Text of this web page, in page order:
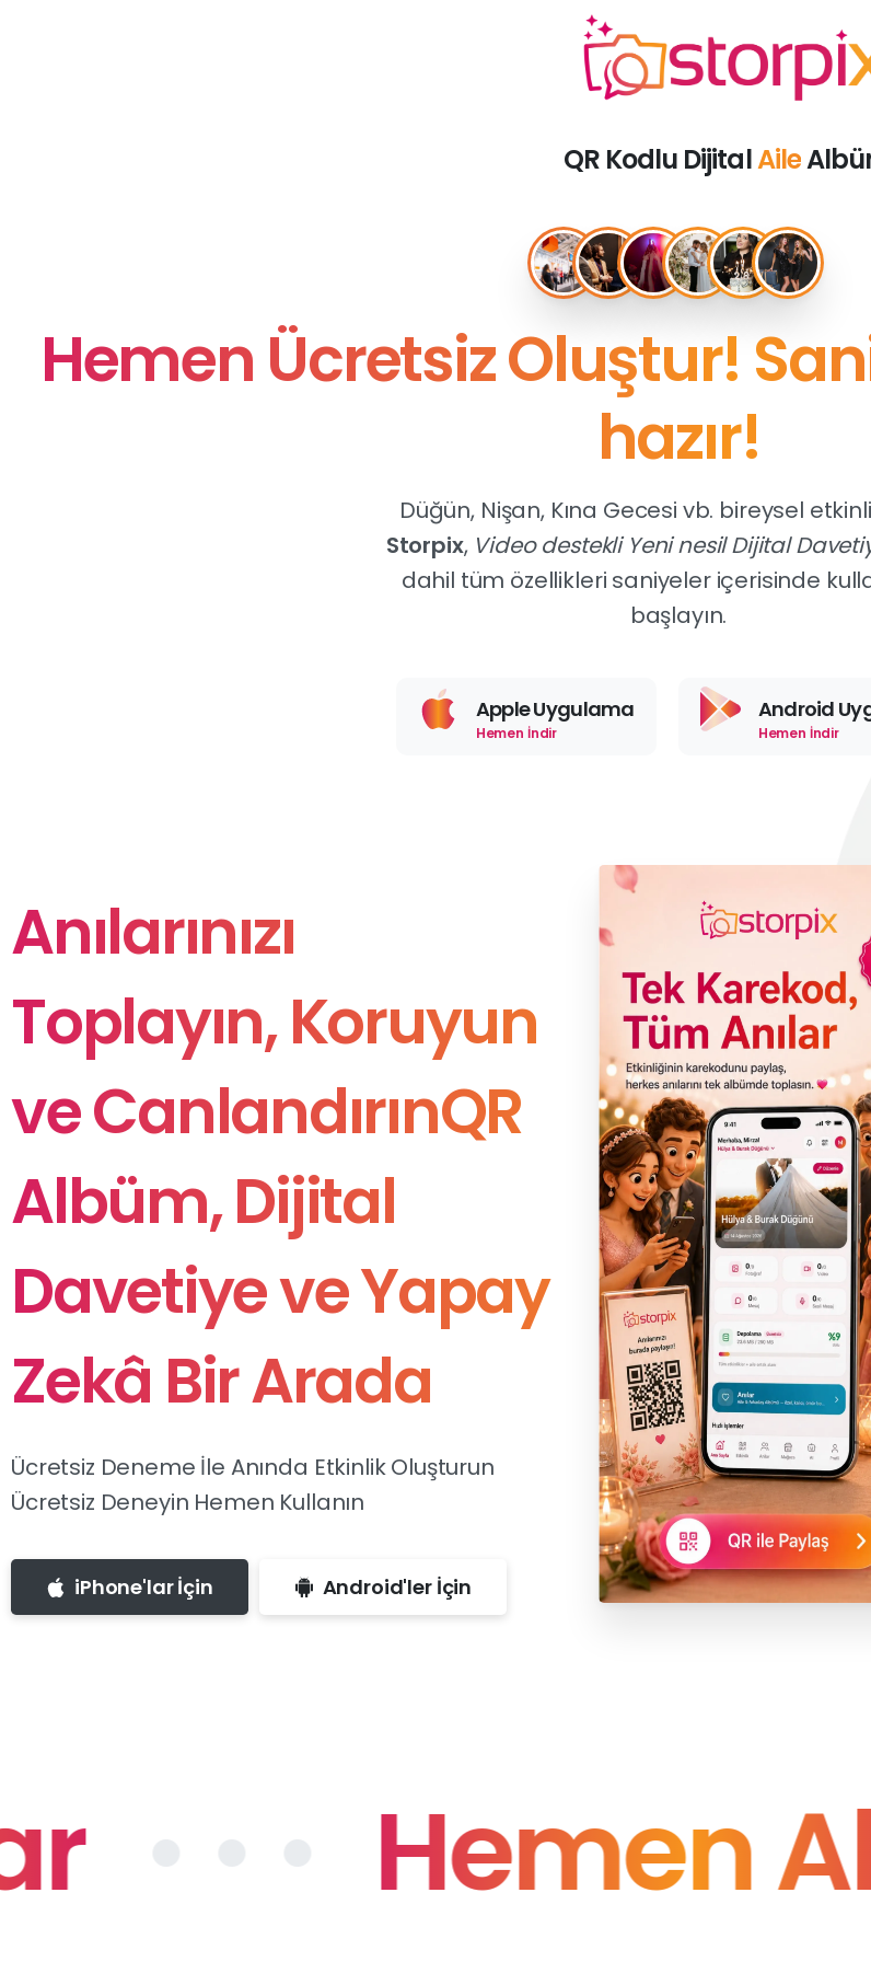
QR Kodlu DijitalFotoğraf
Hemen Ücretsiz Oluştur!
hazır!
Düğün, Nişan, Kına Gecesi vb. bireysel
Storpix, Video destekli Yeni nesil Dijital
dahil tüm özellikleri saniyeler içerisinde
başlayın.
Apple Uygulama
Hemen İndir
Android
Hemen İndir
Anılarınızı
Toplayın,Koruyun
veCanlandırınQR
Albüm,Dijital
DavetiyeveYapay
Zekâ BirArada
Ücretsiz Deneme İle Anında Etkinlik Oluşturun
Ücretsiz Deneyin Hemen Kullanın
iPhone'lar İçin Android'ler İçin
• • • Hemen Aktif